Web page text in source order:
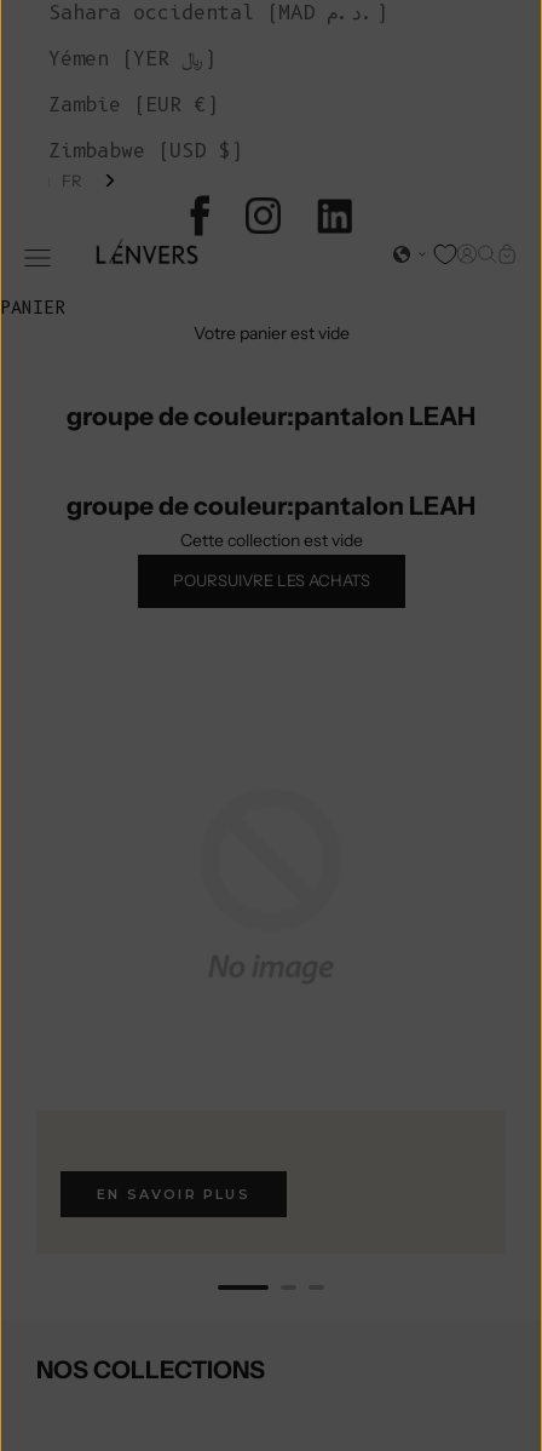
L'ENVERS
Ouvrir le menu de navigation Page
Sahara occidental (MAD د.م.)
Yémen (YER ﷼)
Zambie (EUR €)
Zimbabwe (USD $)
FR
PANIER
Votre panier est vide
groupe de couleur:pantalon LEAH
groupe de couleur:pantalon LEAH
Cette collection est vide
POURSUIVRE LES ACHATS
EN SAVOIR PLUS
NOS COLLECTIONS